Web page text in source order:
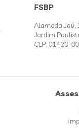
FSBP
Alameda Jaú,
Jardim
CEP: 01420-